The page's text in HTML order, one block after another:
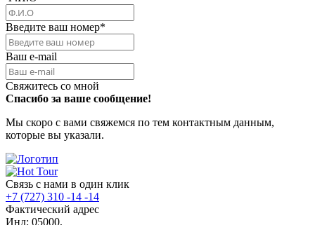
Введите ваш номер*
Ваш e-mail
Свяжитесь со мной
Спасибо за ваше сообщение!
Мы скоро с вами свяжемся по тем контактным данным,
которые вы указали.
Связь с нами в один клик
+7 (727) 310 -14 -14
Фактический адрес
Инд: 05000,